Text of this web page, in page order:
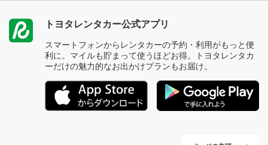
トヨタレンタカー公式アプリ
スマートフォンからレンタカーの予約・利用がもっと便
利に。マイルも貯まって使うほどお得。トヨタレンタカ
ーだけの魅力的なお出かけプランもお届け。